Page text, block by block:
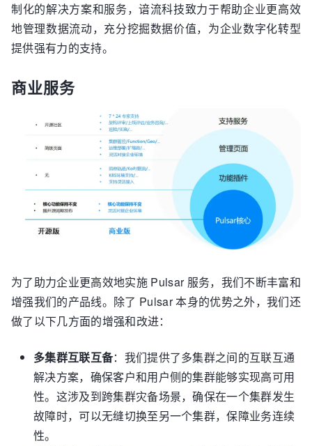
制化的解决方案和服务，谙流科技致力于帮助企业更高效
地管理数据流动，充分挖掘数据价值，为企业数字化转型
提供强有力的支持。
商业服务
为了助力企业更高效地实施 Pulsar 服务，我们不断丰富和
增强我们的产品线。除了 Pulsar 本身的优势之外，我们还
做了以下几方面的增强和改进：
多集群互联互备：我们提供了多集群之间的互联互通
解决方案，确保客户和用户侧的集群能够实现高可用
性。这涉及到跨集群灾备场景，确保在一个集群发生
故障时，可以无缝切换至另一个集群，保障业务连续
性。